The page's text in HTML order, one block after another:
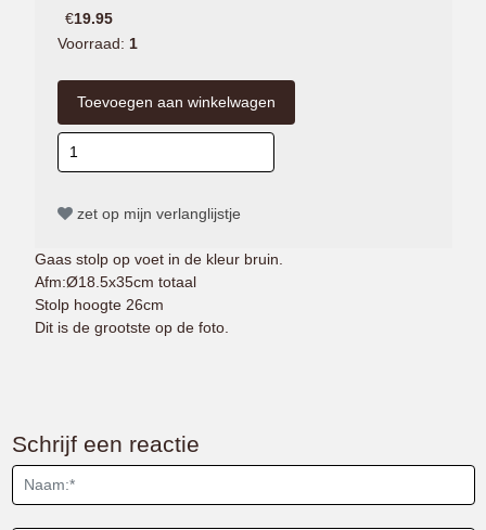
€19.95
Voorraad: 1
zet op mijn verlanglijstje
Gaas stolp op voet in de kleur bruin.
Afm:Ø18.5x35cm totaal
Stolp hoogte 26cm
Dit is de grootste op de foto.
Schrijf een reactie